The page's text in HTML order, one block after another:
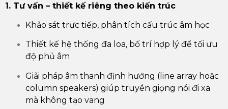
1. Tư vấn – thiết kế riêng theo kiến trúc
Khảo sát trực tiếp, phân tích cấu trúc âm học
Thiết kế hệ thống đa loa, bố trí hợp lý để tối ưu
độ phủ âm
Giải pháp âm thanh định hướng (line array hoặc
column speakers) giúp truyền giọng nói đi xa
mà không tạo vang